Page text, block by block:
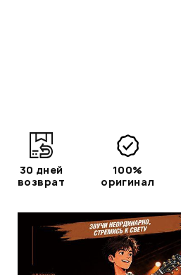
30 дней
возврат
100%
оригинал